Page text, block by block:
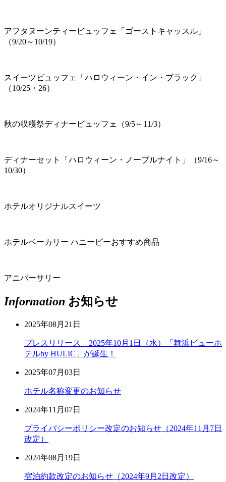
アフタヌーンティービュッフェ「ゴーストキャッスル」
（9/20～10/19）
スイーツビュッフェ「ハロウィーン・イン・ブラック」
（10/25・26）
秋の収穫祭ディナービュッフェ（9/5～11/3）
ディナーセット「ハロウィーン・ノーブルナイト」（9/16～
10/30）
ホテルオリジナルスイーツ
ホテルベーカリー ハニービーおすすめ商品
アニバーサリー
Information お知らせ
2025年08月21日
プレスリリース 2025年10月1日（水）「舞浜ビューホ
テルby HULIC」が誕生！
2025年07月03日
ホテル名称変更のお知らせ
2024年11月07日
プライバシーポリシー改定のお知らせ（2024年11月7日
改定）
2024年08月19日
宿泊約款改定のお知らせ（2024年9月2日改定）